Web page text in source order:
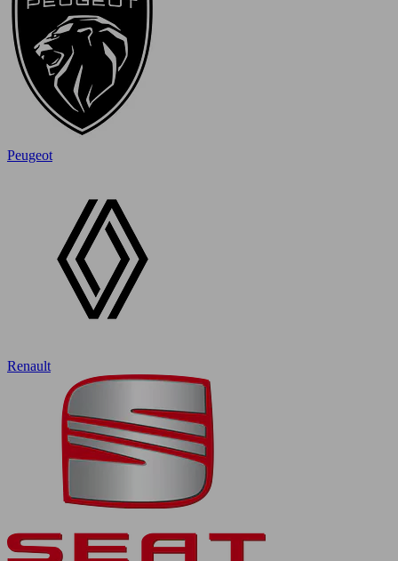
Peugeot
Renault